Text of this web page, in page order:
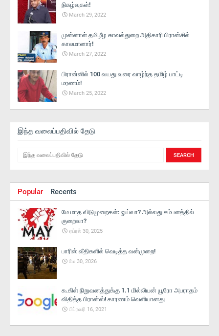
நிகழ்வுகள்!
March 29, 2022
முன்னாள் தமிழீழ காவல்துறை அதிகாரி பிரான்சில்
காலமானார்!
March 27, 2022
பிரான்ஸில் 100 வயது வரை வாழ்ந்த தமிழ் பாட்டி
மரணம்!
March 25, 2022
இந்த வலைப்பதிவில் தேடு
Popular Recents
மே மாத விடுமுறைகள்: ஓய்வா? அல்லது சம்பளத்தில்
குறைவா?
ஏப்ரல் 30, 2025
பாரிஸ் வீதிகளில் வெடித்த வன்முறை!
மே 30, 2026
கூகிள் நிறுவனத்துக்கு 1.1 மில்லியன் யூரோ அபராதம்
விதித்த பிரான்ஸ்! காரணம் வெளியானது
பிப்ரவரி 16, 2021